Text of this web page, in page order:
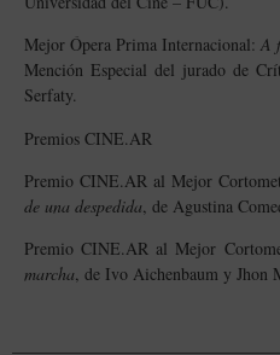
Mejor Ópera Prima Internacional: A
Mención Especial del jurado de
Serfaty.
Premios CINE.AR
Premio CINE.AR al Mejor
de una despedida, de Agustina
Premio CINE.AR al Mejor
marcha, de Ivo Aichenbaum y Jhon